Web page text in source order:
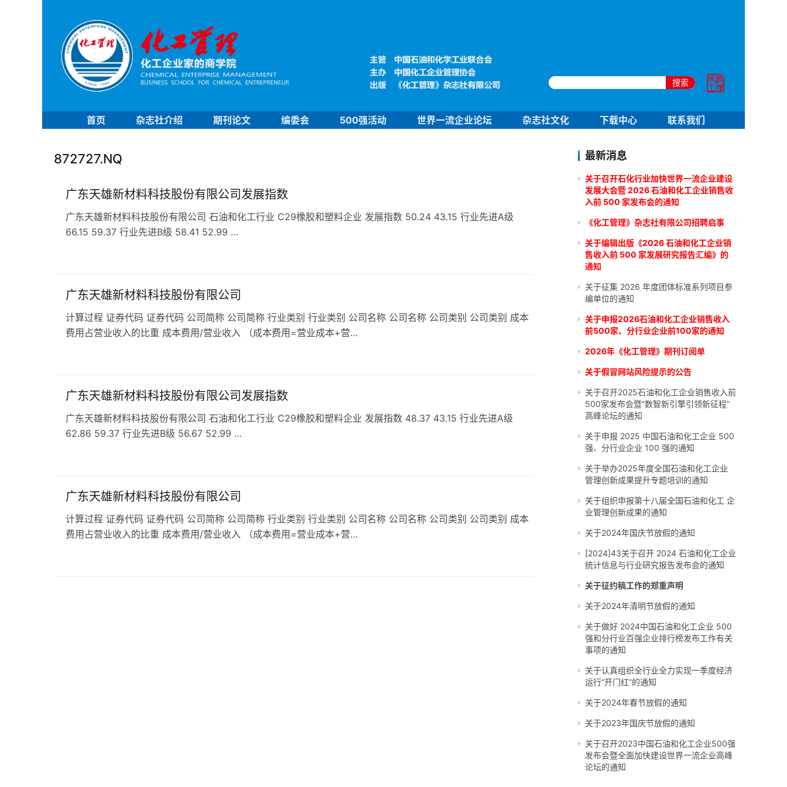
搜索
首页 杂志社介绍 期刊论文 编委会 500强活动 世界一流企业论坛 杂志社文化 下载中心 联系我们
872727.NQ
广东天雄新材料科技股份有限公司发展指数
广东天雄新材料科技股份有限公司 石油和化工行业 C29橡胶和塑料企业 发展指数 50.24 43.15 行业先进A级
66.15 59.37 行业先进B级 58.41 52.99 …
广东天雄新材料科技股份有限公司
计算过程 证券代码 证券代码 公司简称 公司简称 行业类别 行业类别 公司名称 公司名称 公司类别 公司类别 成本
费用占营业收入的比重 成本费用/营业收入 （成本费用=营业成本+营…
广东天雄新材料科技股份有限公司发展指数
广东天雄新材料科技股份有限公司 石油和化工行业 C29橡胶和塑料企业 发展指数 48.37 43.15 行业先进A级
62.86 59.37 行业先进B级 56.67 52.99 …
广东天雄新材料科技股份有限公司
计算过程 证券代码 证券代码 公司简称 公司简称 行业类别 行业类别 公司名称 公司名称 公司类别 公司类别 成本
费用占营业收入的比重 成本费用/营业收入 （成本费用=营业成本+营…
最新消息
关于召开石化行业加快世界一流企业建设
发展大会暨 2026 石油和化工企业销售收
入前 500 家发布会的通知
《化工管理》杂志社有限公司招聘启事
关于编辑出版《2026 石油和化工企业销
售收入前 500 家发展研究报告汇编》的
通知
关于征集 2026 年度团体标准系列项目参
编单位的通知
关于申报2026石油和化工企业销售收入
前500家、分行业企业前100家的通知
2026年《化工管理》期刊订阅单
关于假冒网站风险提示的公告
关于召开2025石油和化工企业销售收入前
500家发布会暨“数智新引擎引领新征程”
高峰论坛的通知
关于申报 2025 中国石油和化工企业 500
强、分行业企业 100 强的通知
关于举办2025年度全国石油和化工企业
管理创新成果提升专题培训的通知
关于组织申报第十八届全国石油和化工 企
业管理创新成果的通知
关于2024年国庆节放假的通知
[2024]43关于召开 2024 石油和化工企业
统计信息与行业研究报告发布会的通知
关于征约稿工作的郑重声明
关于2024年清明节放假的通知
关于做好 2024中国石油和化工企业 500
强和分行业百强企业排行榜发布工作有关
事项的通知
关于认真组织全行业全力实现一季度经济
运行“开门红”的通知
关于2024年春节放假的通知
关于2023年国庆节放假的通知
关于召开2023中国石油和化工企业500强
发布会暨全面加快建设世界一流企业高峰
论坛的通知